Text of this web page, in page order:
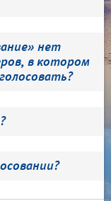
нет
в котором